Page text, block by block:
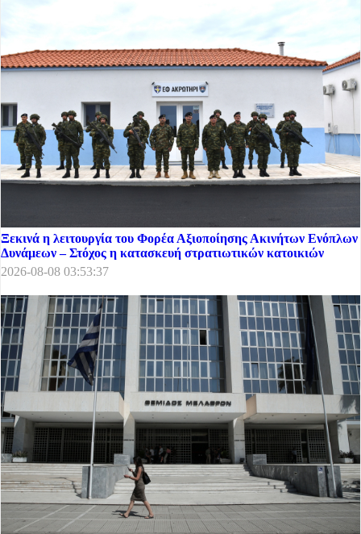
Ξεκινά η λειτουργία του Φορέα Αξιοποίησης Ακινήτων Ενόπλων
Δυνάμεων – Στόχος η κατασκευή στρατιωτικών κατοικιών
2026-08-08 03:53:37